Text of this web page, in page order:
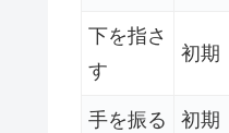
下を指さ
す
初期
手を振る 初期